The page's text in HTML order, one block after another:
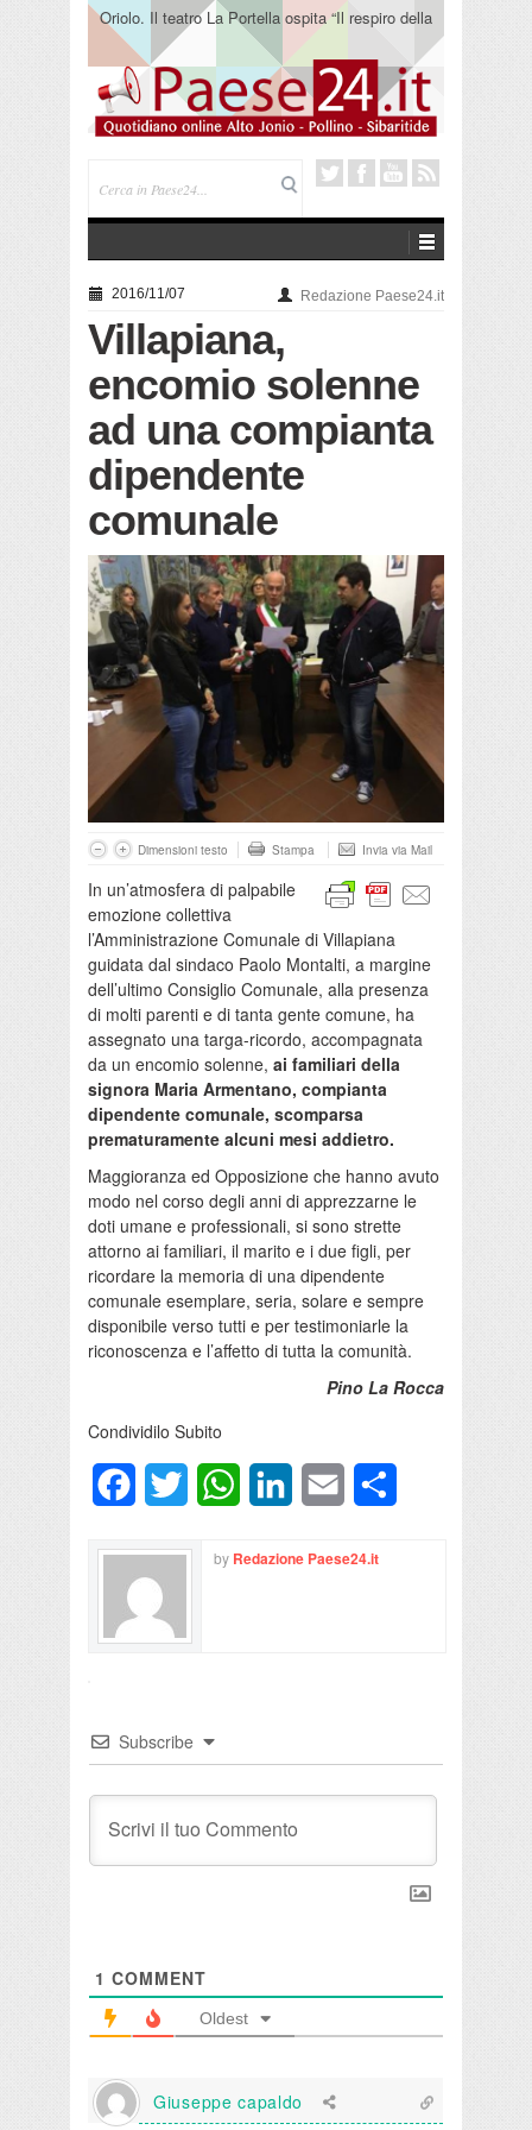
Oriolo. Il teatro La Portella ospita “Il respiro della
terra” del collettivo 365
2016/11/07 Redazione Paese24.it
Villapiana,
encomio solenne
ad una compianta
dipendente
comunale
Dimensioni testo Stampa Invia via Mail
In un’atmosfera di palpabile
emozione collettiva
l’Amministrazione Comunale di Villapiana
guidata dal sindaco Paolo Montalti, a margine
dell’ultimo Consiglio Comunale, alla presenza
di molti parenti e di tanta gente comune, ha
assegnato una targa-ricordo, accompagnata
da un encomio solenne, ai familiari della
signora Maria Armentano, compianta
dipendente comunale, scomparsa
prematuramente alcuni mesi addietro.
Maggioranza ed Opposizione che hanno avuto
modo nel corso degli anni di apprezzarne le
doti umane e professionali, si sono strette
attorno ai familiari, il marito e i due figli, per
ricordare la memoria di una dipendente
comunale esemplare, seria, solare e sempre
disponibile verso tutti e per testimoniarle la
riconoscenza e l’affetto di tutta la comunità.
Pino La Rocca
Condividilo Subito
FacebookTwitter WhatsAppLinkedInEmail
by Redazione Paese24.it
Subscribe
1 COMMENT
Oldest
Giuseppe capaldo